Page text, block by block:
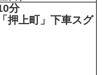
分
押上町」下車スグ